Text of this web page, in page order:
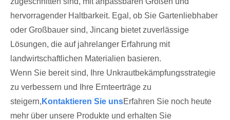
hervorragender Haltbarkeit. Egal, ob Sie Gartenliebhaber
oder Großbauer sind, Jincang bietet zuverlässige
Lösungen, die auf jahrelanger Erfahrung mit
landwirtschaftlichen Materialien basieren.
Wenn Sie bereit sind, Ihre Unkrautbekämpfungsstrategie
zu verbessern und Ihre Ernteerträge zu
steigern, Kontaktieren Sie unsErfahren Sie noch heute
mehr über unsere Produkte und erhalten Sie